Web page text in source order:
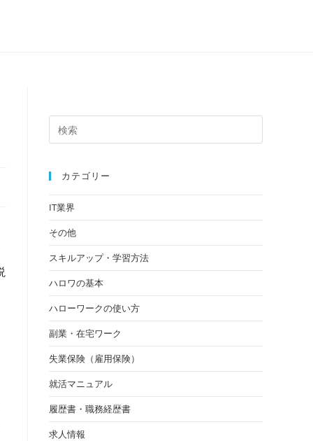
カテゴリー
IT業界
その他
スキルアップ・学習方法
ハロワの基本
ハローワークの使い方
副業・在宅ワーク
失業保険（雇用保険）
就活マニュアル
履歴書・職務経歴書
求人情報